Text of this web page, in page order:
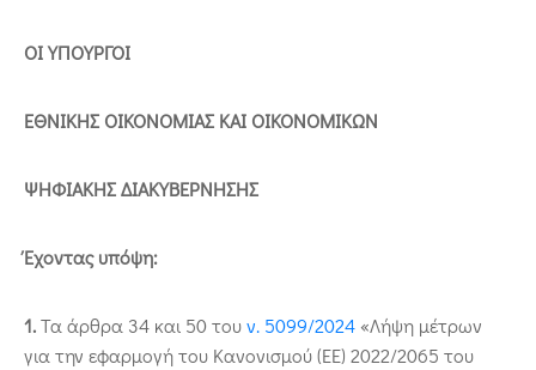
ΟΙ ΥΠΟΥΡΓΟΙ
ΕΘΝΙΚΗΣ ΟΙΚΟΝΟΜΙΑΣ ΚΑΙ ΟΙΚΟΝΟΜΙΚΩΝ
ΨΗΦΙΑΚΗΣ ΔΙΑΚΥΒΕΡΝΗΣΗΣ
Έχοντας υπόψη:
1.Τα άρθρα 34 και 50 τουν. 5099/2024 «Λήψη μέτρων
για την εφαρμογή του Κανονισμού (ΕΕ) 2022/2065 του